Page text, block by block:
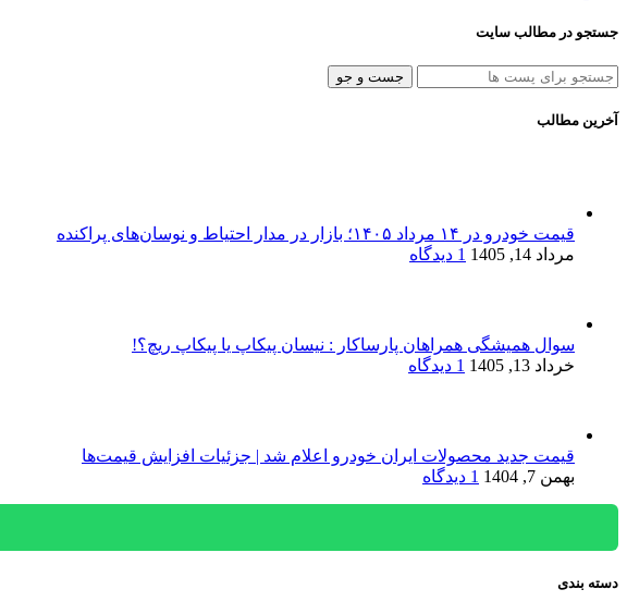
جستجو در مطالب سایت
جست و جو
آخرین مطالب
قیمت خودرو در ۱۴ مرداد ۱۴۰۵؛ بازار در مدار احتیاط و نوسان‌های پراکنده
مرداد 14, 1405
1 دیدگاه
سوال همیشگی همراهان پارساکار : نیسان پیکاپ یا پیکاپ ریچ؟!
خرداد 13, 1405
1 دیدگاه
قیمت جدید محصولات ایران خودرو اعلام شد | جزئیات افزایش قیمت‌ها
بهمن 7, 1404
1 دیدگاه
دسته بندی